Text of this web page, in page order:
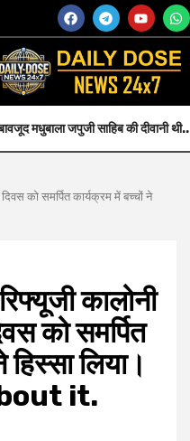
साहिब की दीवानी थी..
को समर्पित कार्यक्रम में बच्चों ने
कालोनी
को समर्पित
लिया।
it.